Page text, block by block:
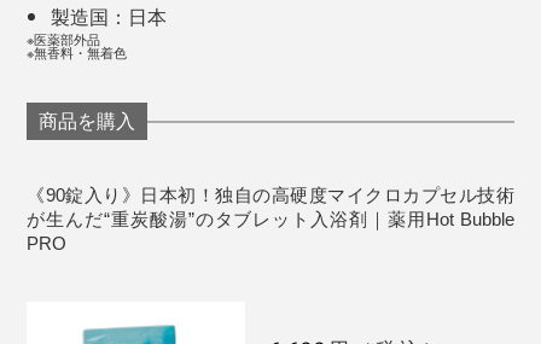
お風呂上がりは、熱いお湯に入ったわけではないのに、
不思議と体中がホカホカ。
心地よい暖かさが続いて、10分、20分と時間が経って
す。
なんといっても、寝つきのよさに驚きました。
製造国：日本
※医薬部外品
※無香料・無着色
商品を購入
《90錠入り》日本初！独自の高硬度マイクロカプセル技術
が生んだ“重炭酸湯”のタブレット入浴剤｜薬用Hot Bubble
PRO